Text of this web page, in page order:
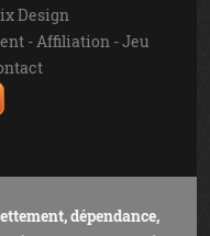
Design
- Affiliation -Jeu
dépendance,